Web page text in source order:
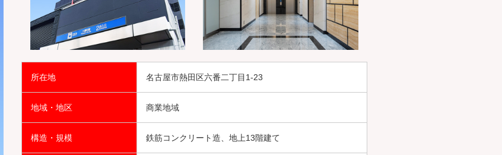
所在地 名古屋市熱田区六番二丁目1-23
地域・地区 商業地域
構造・規模 鉄筋コンクリート造、地上13階建て